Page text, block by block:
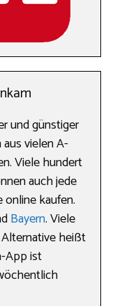
und günstiger
vielen A-
Viele hundert
auch jede
kaufen.
Bayern. Viele
heißt
App ist